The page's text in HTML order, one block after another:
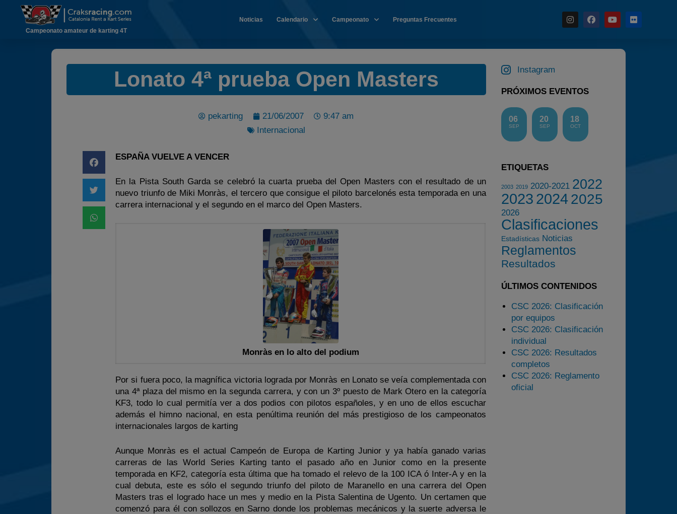
Preguntas Frecuentes
Campeonato amateur de karting 4T
Noticias Calendario Campeonato Preguntas Frecuentes
Lonato 4ª prueba Open Masters
pekarting 21/06/2007
9:47 am
Internacional
ESPAÑA VUELVE A VENCER
En la Pista South Garda se celebró la cuarta prueba del Open Masters con el resultado de un
nuevo triunfo de Miki Monràs, el tercero que consigue el piloto barcelonés esta temporada en una
carrera internacional y el segundo en el marco del Open Masters.
Monràs en lo alto del podium
Por si fuera poco, la magnífica victoria lograda por Monràs en Lonato se veía complementada con
una 4ª plaza del mismo en la segunda carrera, y con un 3º puesto de Mark Otero en la categoría
KF3, todo lo cual permitía ver a dos podios con pilotos españoles, y en uno de ellos escuchar
además el himno nacional, en esta penúltima reunión del más prestigioso de los campeonatos
internacionales largos de karting
Aunque Monràs es el actual Campeón de Europa de Karting Junior y ya había ganado varias
carreras de las World Series Karting tanto el pasado año en Junior como en la presente
temporada en KF2, categoría esta última que ha tomado el relevo de la 100 ICA ó Inter-A y en la
cual debuta, este es sólo el segundo triunfo del piloto de Maranello en una carrera del Open
Masters tras el logrado hace un mes y medio en la Pista Salentina de Ugento. Un certamen que
comenzó para él con sollozos en Sarno donde los problemas mecánicos y la suerte adversa le
Instagram
PRÓXIMOS EVENTOS
06
SEP
20
SEP
18
OCT
ETIQUETAS
2003 2019 2020-2021 2022
2023 20242025
2026
Clasificaciones
Estadísticas Noticias
Reglamentos
Resultados
ÚLTIMOS CONTENIDOS
CSC 2026: Clasificación
por equipos
CSC 2026: Clasificación
individual
CSC 2026: Resultados
completos
CSC 2026: Reglamento
oficial